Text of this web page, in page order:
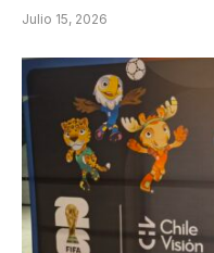
Julio 15, 2026